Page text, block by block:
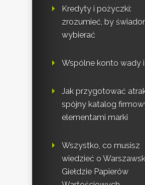
Kredyty i pożyczki:
zrozumieć, by
wybierać
Wspólne konto wady
Jak przygotować
spójny katalog
elementami marki
Wszystko, co musisz
wiedzieć o
Giełdzie Papierów